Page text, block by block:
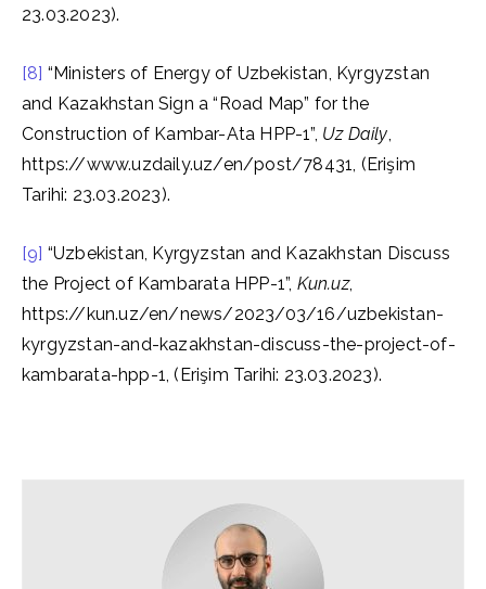
23.03.2023).
[8] “Ministers of Energy of Uzbekistan, Kyrgyzstan
and Kazakhstan Sign a “Road Map” for the
Construction of Kambar-Ata HPP-1”, Uz Daily,
https://www.uzdaily.uz/en/post/78431, (Erişim
Tarihi: 23.03.2023).
[9] “Uzbekistan, Kyrgyzstan and Kazakhstan Discuss
the Project of Kambarata HPP-1”, Kun.uz,
https://kun.uz/en/news/2023/03/16/uzbekistan-
kyrgyzstan-and-kazakhstan-discuss-the-project-of-
kambarata-hpp-1, (Erişim Tarihi: 23.03.2023).